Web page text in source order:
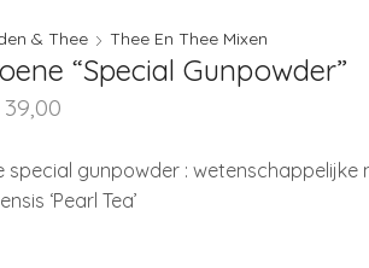
& Thee Thee En Thee Mixen
“Special Gunpowder”
39,00
tot
€ 39,00
special gunpowder : wetenschappelijke
‘Pearl Tea’